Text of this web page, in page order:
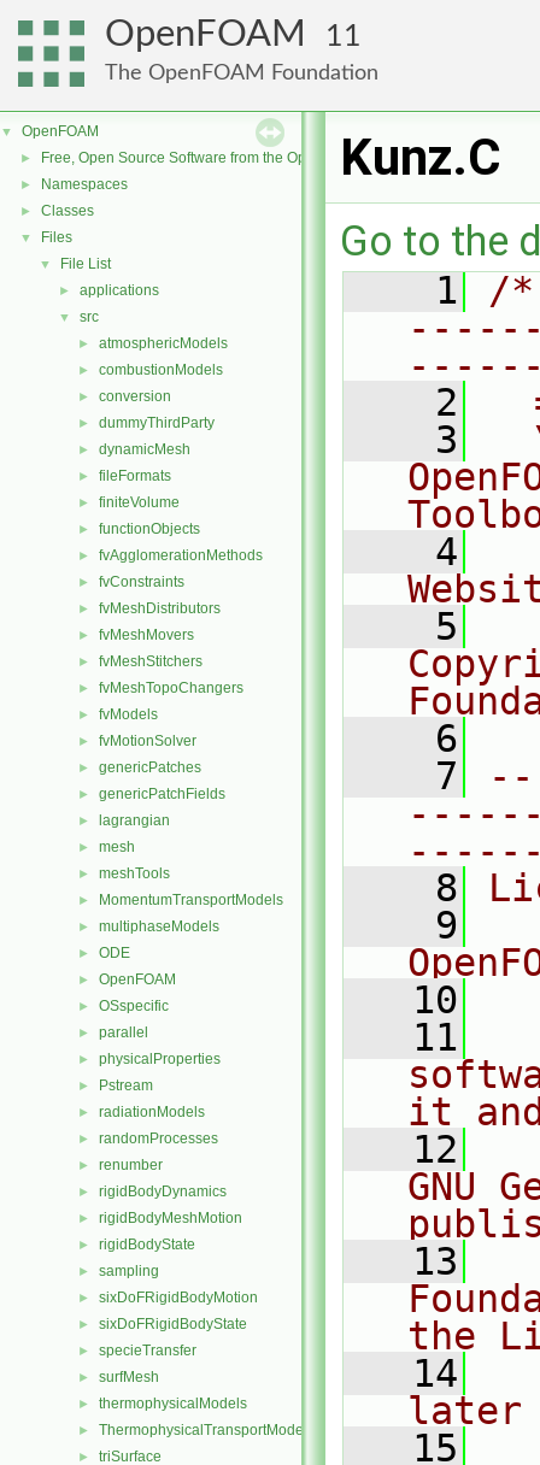
OpenFOAM 11
The OpenFOAM Foundation
▼ OpenFOAM
► Free, Open Source Software from the OpenFOAM Foundation
► Namespaces
► Classes
▼ Files
▼ File List
► applications
▼ src
► atmosphericModels
► combustionModels
► conversion
► dummyThirdParty
► dynamicMesh
► fileFormats
► finiteVolume
► functionObjects
► fvAgglomerationMethods
► fvConstraints
► fvMeshDistributors
► fvMeshMovers
► fvMeshStitchers
► fvMeshTopoChangers
► fvModels
► fvMotionSolver
► genericPatches
► genericPatchFields
► lagrangian
► mesh
► meshTools
► MomentumTransportModels
► multiphaseModels
► ODE
► OpenFOAM
► OSspecific
► parallel
► physicalProperties
► Pstream
► radiationModels
► randomProcesses
► renumber
► rigidBodyDynamics
► rigidBodyMeshMotion
► rigidBodyState
► sampling
► sixDoFRigidBodyMotion
► sixDoFRigidBodyState
► specieTransfer
► surfMesh
► thermophysicalModels
► ThermophysicalTransportModels
► triSurface
Kunz.C
Go to the
    1
/
    2
    3
    4
    5
    6
    7
    8
    9
   10
   11
it
   12
GNU
   13
the
   14
later
   15